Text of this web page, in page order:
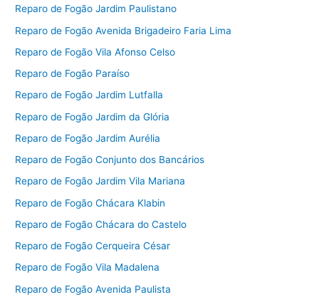
Reparo de Fogão Jardim Paulistano
Reparo de Fogão Avenida Brigadeiro Faria Lima
Reparo de Fogão Vila Afonso Celso
Reparo de Fogão Paraíso
Reparo de Fogão Jardim Lutfalla
Reparo de Fogão Jardim da Glória
Reparo de Fogão Jardim Aurélia
Reparo de Fogão Conjunto dos Bancários
Reparo de Fogão Jardim Vila Mariana
Reparo de Fogão Chácara Klabin
Reparo de Fogão Chácara do Castelo
Reparo de Fogão Cerqueira César
Reparo de Fogão Vila Madalena
Reparo de Fogão Avenida Paulista